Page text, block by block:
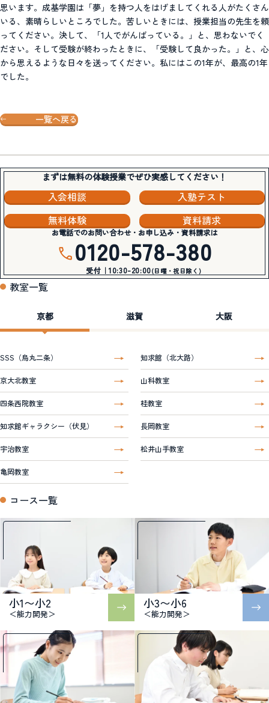
思います。成基学園は「夢」を持つ人をはげましてくれる人がたくさん
いる、素晴らしいところでした。苦しいときには、授業担当の先生を頼
ってください。決して、「1人でがんばっている。」と、思わないでく
ださい。そして受験が終わったときに、「受験して良かった。」と、心
から思えるような日々を送ってください。私にはこの1年が、最高の1年
でした。
一覧へ戻る
まずは無料の体験授業でぜひ実感してください！
入会相談
入塾テスト
無料体験
資料請求
お電話でのお問い合わせ・お申し込み・資料請求は
0120-578-380
受付｜10:30-20:00(日曜・祝日除く)
教室一覧
京都 滋賀 大阪
SSS（烏丸二条） 知求館（北大路）
京大北教室 山科教室
四条西院教室 桂教室
知求館ギャラクシー（伏見） 長岡教室
宇治教室 松井山手教室
亀岡教室
コース一覧
小1〜小2
＜能力開発＞
小3〜小6
＜能力開発＞